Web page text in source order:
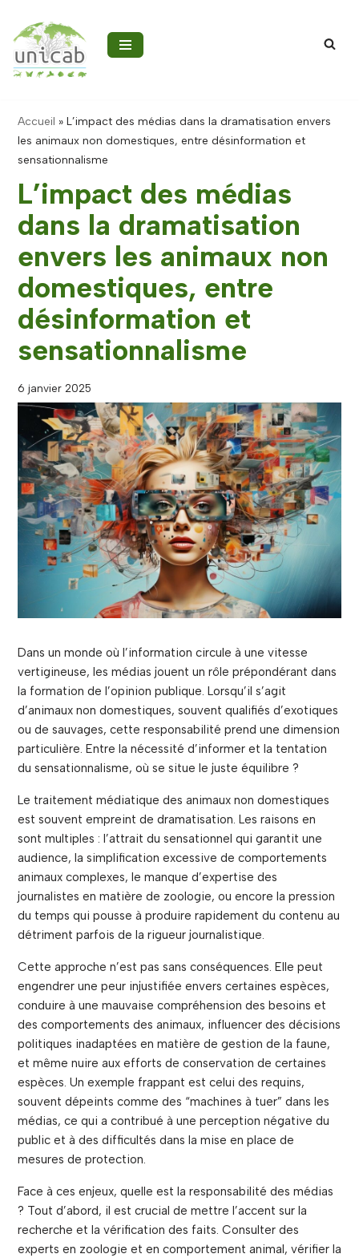
Aller
au
contenu
Accueil » L’impact des médias dans la dramatisation envers
les animaux non domestiques, entre désinformation et
sensationnalisme
L’impact des médias
dans la dramatisation
envers les animaux non
domestiques, entre
désinformation et
sensationnalisme
6 janvier 2025
Dans un monde où l’information circule à une vitesse
vertigineuse, les médias jouent un rôle prépondérant dans
la formation de l’opinion publique. Lorsqu’il s’agit
d’animaux non domestiques, souvent qualifiés d’exotiques
ou de sauvages, cette responsabilité prend une dimension
particulière. Entre la nécessité d’informer et la tentation
du sensationnalisme, où se situe le juste équilibre ?
Le traitement médiatique des animaux non domestiques
est souvent empreint de dramatisation. Les raisons en
sont multiples : l’attrait du sensationnel qui garantit une
audience, la simplification excessive de comportements
animaux complexes, le manque d’expertise des
journalistes en matière de zoologie, ou encore la pression
du temps qui pousse à produire rapidement du contenu au
détriment parfois de la rigueur journalistique.
Cette approche n’est pas sans conséquences. Elle peut
engendrer une peur injustifiée envers certaines espèces,
conduire à une mauvaise compréhension des besoins et
des comportements des animaux, influencer des décisions
politiques inadaptées en matière de gestion de la faune,
et même nuire aux efforts de conservation de certaines
espèces. Un exemple frappant est celui des requins,
souvent dépeints comme des “machines à tuer” dans les
médias, ce qui a contribué à une perception négative du
public et à des difficultés dans la mise en place de
mesures de protection.
Face à ces enjeux, quelle est la responsabilité des médias
? Tout d’abord, il est crucial de mettre l’accent sur la
recherche et la vérification des faits. Consulter des
experts en zoologie et en comportement animal, vérifier la